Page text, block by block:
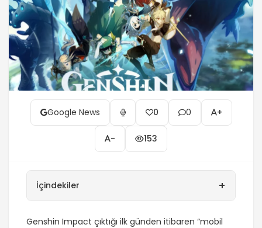
Google News 0 0 +
- 153
İçindekiler +
Genshin Impact çıktığı ilk günden itibaren “mobil